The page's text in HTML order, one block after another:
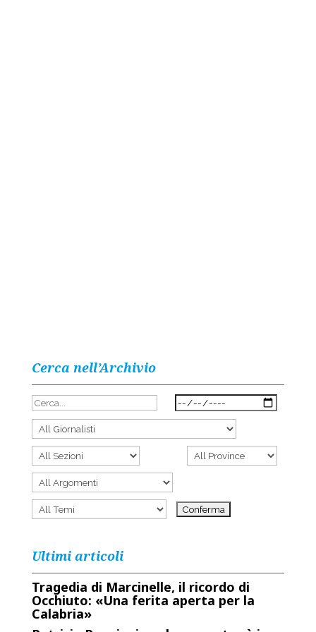
Cerca nell’Archivio
Ultimi articoli
Tragedia di Marcinelle, il ricordo di
Occhiuto: «Una ferita aperta per la
Calabria»